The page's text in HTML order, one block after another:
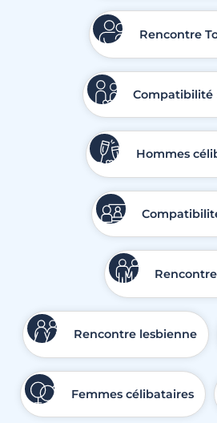
Rencontre à Auchel
Rencontre
Compatibilité
Hommes
Rencontre lesbienne
Femmes célibataires